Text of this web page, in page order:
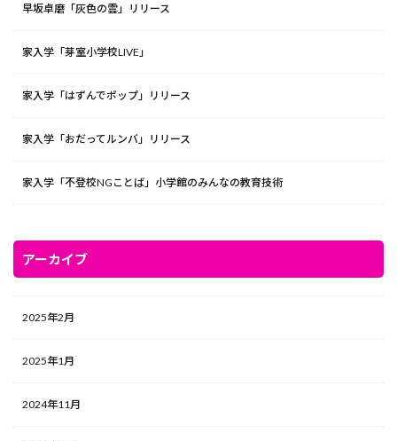
早坂卓磨「灰色の雲」リリース
家入学「芽室小学校LIVE」
家入学「はずんでポップ」リリース
家入学「おだってルンバ」リリース
家入学「不登校NGことば」小学館のみんなの教育技術
アーカイブ
2025年2月
2025年1月
2024年11月